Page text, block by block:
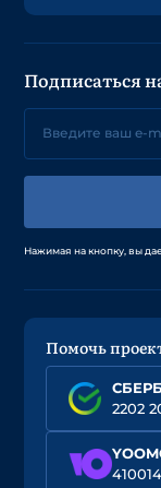
Подписаться
Нажимая на кнопку, вы
Помочь
2202